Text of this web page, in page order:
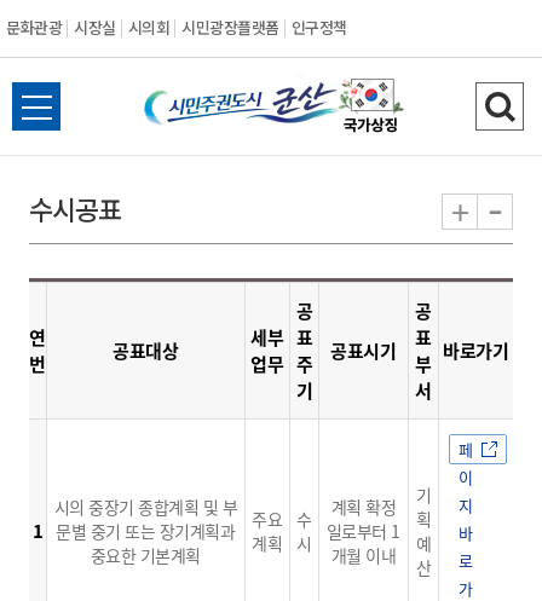
문화관광 시장실 시의회 시민광장플랫폼 인구정책
시
민
권
도
시
산
전
체
뉴
열
검
색
기
수시공표 + -
연
번
공표대상
세부
업무
공
표
주
기
공표시기
공
표
부
서
바로가기
1
시의 중장기 종합계획 및 부
문별 중기 또는 장기계획과
중요한 기본계획
주요
계획
수
시
계획 확정
일로부터 1
개월 이내
기
획
예
산
페
이
지
바
로
가